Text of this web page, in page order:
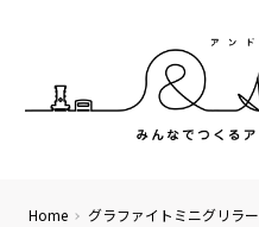
Home グラファイトミニグリラー